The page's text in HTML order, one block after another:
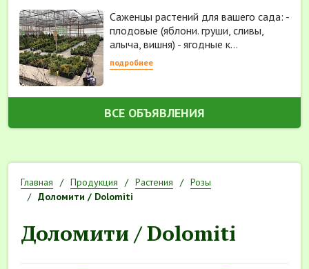
Саженцы растений для вашего сада: -
плодовые (яблони. груши, сливы,
алыча, вишня) - ягодные к...
подробнее
ВСЕ ОБЪЯВЛЕНИЯ
Главная Продукция Растения
Розы
Доломити / Dolomiti
Доломити / Dolomiti